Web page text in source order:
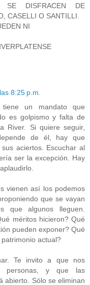
SE DISFRACEN DE
CASELLI O SANTILLI.
NI
8:25 p.m.
tiene un mandato que
es golpismo y falta de
River. Si quiere seguir,
de él, hay que
aciertos. Escuchar al
ser la excepción. Hay
vienen así los podemos
que se vayan
que algunos lleguen.
méritos hicieron? Qué
pueden exponer? Qué
actual?
Te invito a que nos
personas, y que las
abierto. Sólo se eliminan